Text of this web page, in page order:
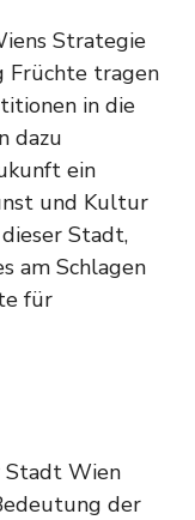
Strategie
tragen
in die
dazu
ein
und Kultur
Stadt,
am Schlagen
für
Stadt Wien
der